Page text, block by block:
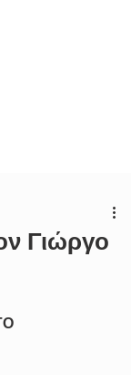
Γιώργο